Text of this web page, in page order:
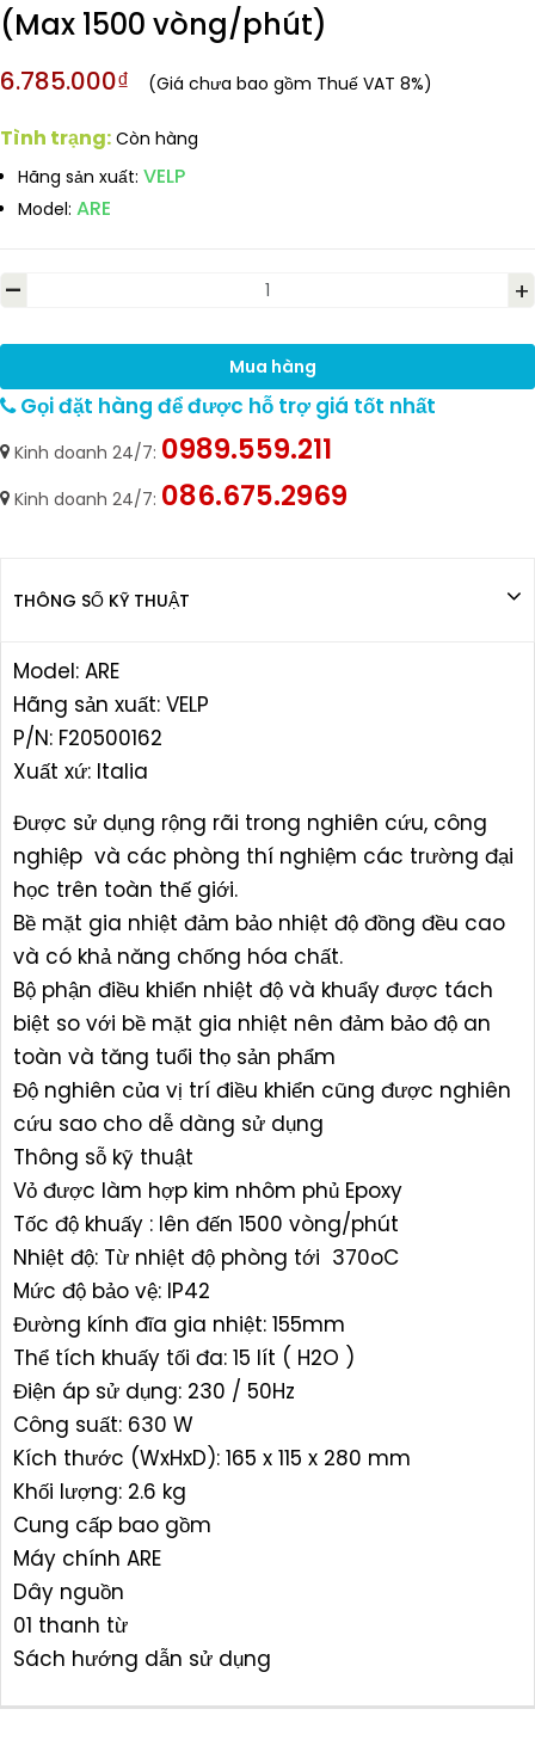
(Max 1500 vòng/phút)
6.785.000₫ (Giá chưa bao gồm Thuế VAT 8%)
Tình trạng: Còn hàng
Hãng sản xuất: VELP
Model: ARE
- +
Mua hàng
Gọi đặt hàng để được hỗ trợ giá tốt nhất
Kinh doanh 24/7: 0989.559.211
Kinh doanh 24/7: 086.675.2969
THÔNG SỐ KỸ THUẬT
Model: ARE
Hãng sản xuất: VELP
P/N: F20500162
Xuất xứ: Italia
Được sử dụng rộng rãi trong nghiên cứu, công
nghiệp và các phòng thí nghiệm các trường đại
học trên toàn thế giới.
Bề mặt gia nhiệt đảm bảo nhiệt độ đồng đều cao
và có khả năng chống hóa chất.
Bộ phận điều khiển nhiệt độ và khuẩy được tách
biệt so với bề mặt gia nhiệt nên đảm bảo độ an
toàn và tăng tuổi thọ sản phẩm
Độ nghiên của vị trí điều khiển cũng được nghiên
cứu sao cho dễ dàng sử dụng
Thông sỗ kỹ thuật
Vỏ được làm hợp kim nhôm phủ Epoxy
Tốc độ khuấy : lên đến 1500 vòng/phút
Nhiệt độ: Từ nhiệt độ phòng tới 370oC
Mức độ bảo vệ: IP42
Đường kính đĩa gia nhiệt: 155mm
Thể tích khuấy tối đa: 15 lít ( H2O )
Điện áp sử dụng: 230 / 50Hz
Công suất: 630 W
Kích thước (WxHxD): 165 x 115 x 280 mm
Khối lượng: 2.6 kg
Cung cấp bao gồm
Máy chính ARE
Dây nguồn
01 thanh từ
Sách hướng dẫn sử dụng